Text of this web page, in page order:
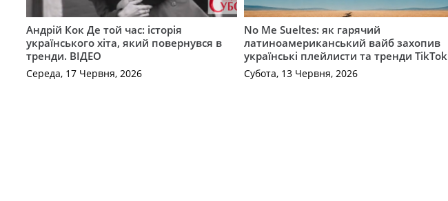
Андрій Кок Де той час: історія
українського хіта, який повернувся в
тренди. ВІДЕО
Середа, 17 Червня, 2026
No Me Sueltes: як гарячий
латиноамериканський вайб захопив
українські плейлисти та тренди TikTok
Субота, 13 Червня, 2026